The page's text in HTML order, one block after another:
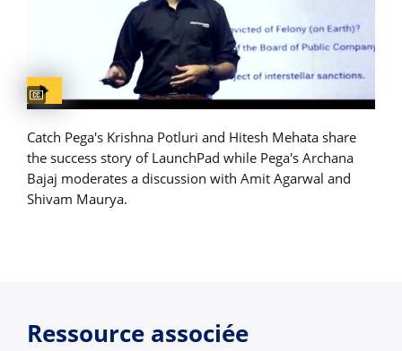
Captions available
Catch Pega's Krishna Potluri and Hitesh Mehata share
the success story of LaunchPad while Pega's Archana
Bajaj moderates a discussion with Amit Agarwal and
Shivam Maurya.
Ressource associée